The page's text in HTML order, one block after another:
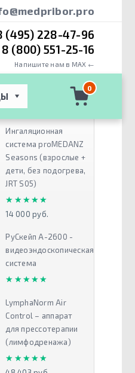
(495) 228-47-96
8 (800) 551-25-16
Напишите нам в MAX ←
0
Ингаляционная
система proMEDANZ
Seasons (взрослые +
дети, без подогрева,
JRT S05)
★★★★★
★★★★★
14 000 руб.
РуСкейп А-2600 -
видеоэндоскопическая
система
★★★★★
★★★★★
LymphaNorm Air
Control – аппарат
для прессотерапии
(лимфодренажа)
★★★★★
★★★★★